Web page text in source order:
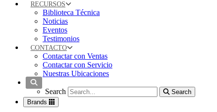
RECURSOS
Biblioteca Técnica
Noticias
Eventos
Testimonios
CONTACTO
Contactar con Ventas
Contactar con Servicio
Nuestras Ubicaciones
Search Search
Search
Brands